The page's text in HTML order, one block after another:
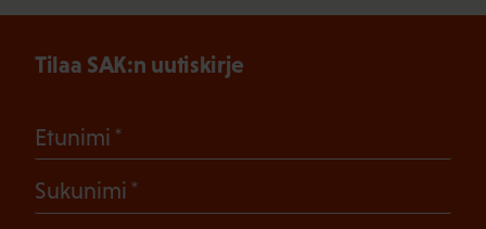
Tilaa SAK:n uutiskirje
Etunimi
Sukunimi